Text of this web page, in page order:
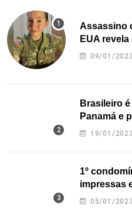
Assassino
EUA
09/01/2023
Brasileiro
Panamá e
nos EUA
19/01/2023
1º
impressas
Texas
05/01/2023